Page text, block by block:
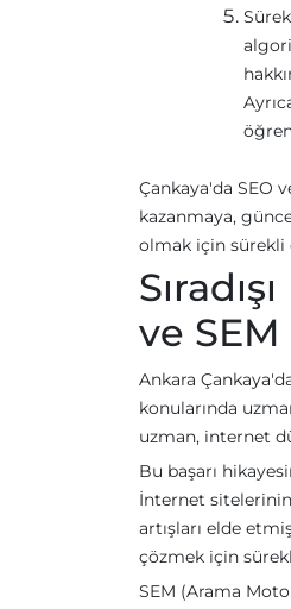
Çankaya'da SEO
kazanmaya,
olmak için
ve SEM
Ankara
konularında
uzman, internet
Bu başarı
İnternet
artışları elde
çözmek için
SEM (Arama